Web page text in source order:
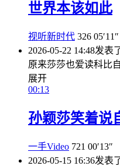
世界本该如此
视听新时代 326 05′11″
2026-05-22 14:48发表
原来莎莎也爱读科比
展开
00:13
孙颖莎笑着说
一手Video 721 00′13″
2026-05-15 16:36发表